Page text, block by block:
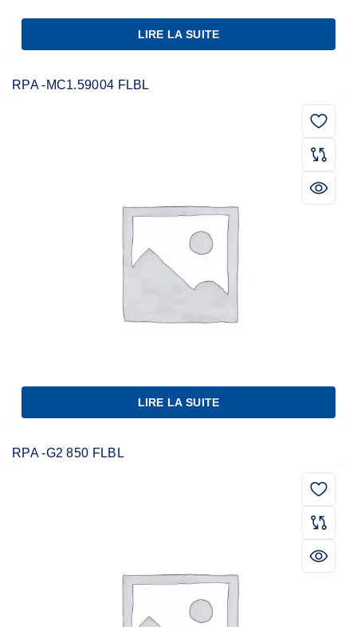
LIRE LA SUITE
RPA -MC1.59004 FLBL
LIRE LA SUITE
RPA -G2 850 FLBL